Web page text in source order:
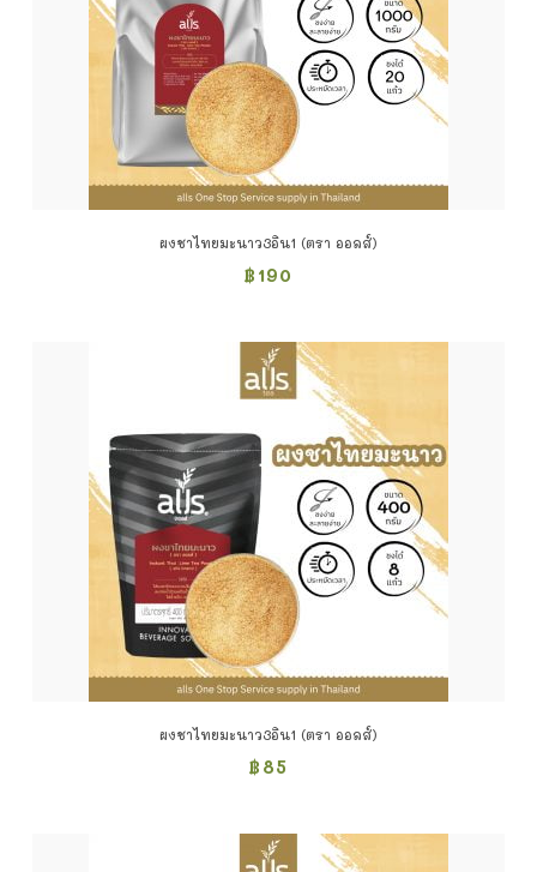
ผงชาไทยมะนาว3อิน1 (ตรา ออลส์)
฿ 190
ผงชาไทยมะนาว3อิน1 (ตรา ออลส์)
฿ 85